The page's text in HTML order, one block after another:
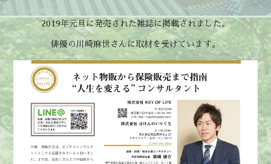
2019年元旦に発売された雑誌に掲載されました。
俳優の川崎麻世さんに取材を受けています。